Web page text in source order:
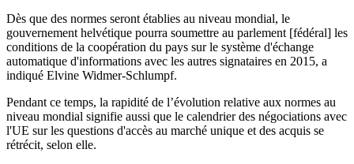
Dès que des normes seront établies au niveau mondial, le
gouvernement helvétique pourra soumettre au parlement [fédéral] les
conditions de la coopération du pays sur le système d'échange
automatique d'informations avec les autres signataires en 2015, a
indiqué Elvine Widmer-Schlumpf.
Pendant ce temps, la rapidité de l’évolution relative aux normes au
niveau mondial signifie aussi que le calendrier des négociations avec
l'UE sur les questions d'accès au marché unique et des acquis se
rétrécit, selon elle.